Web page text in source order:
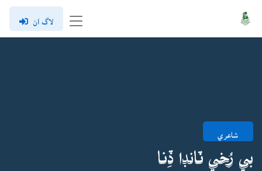
لاگ ان
شاعري
بي رُخي ٽانڊا ڏِنا